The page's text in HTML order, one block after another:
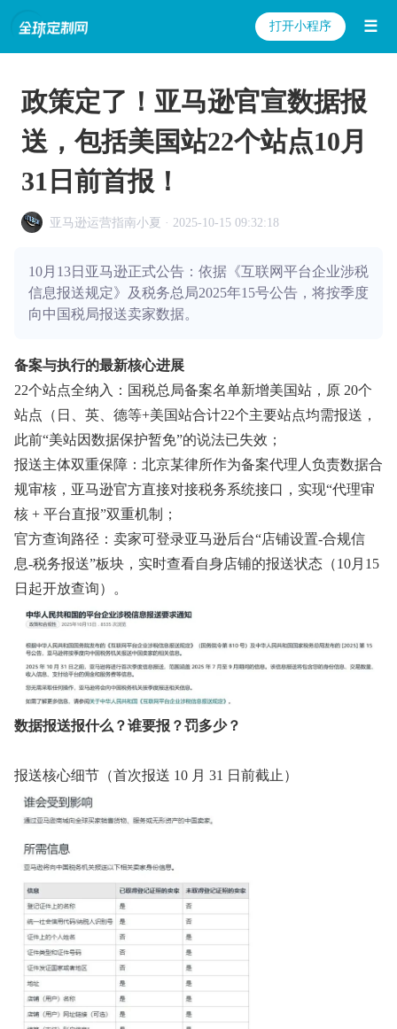
打开小程序 ☰
政策定了！亚马逊官宣数据报
送，包括美国站22个站点10月
31日前首报！
亚马逊运营指南小夏 · 2025-10-15 09:32:18
10月13日亚马逊正式公告：依据《互联网平台企业涉税
信息报送规定》及税务总局2025年15号公告，将按季度
向中国税局报送卖家数据。
备案与执行的最新核心进展
22个站点全纳入：国税总局备案名单新增美国站，原 20个
站点（日、英、德等+美国站合计22个主要站点均需报送，
此前“美站因数据保护暂免”的说法已失效；
报送主体双重保障：北京某律所作为备案代理人负责数据合
规审核，亚马逊官方直接对接税务系统接口，实现“代理审
核 + 平台直报”双重机制；
官方查询路径：卖家可登录亚马逊后台“店铺设置-合规信
息-税务报送”板块，实时查看自身店铺的报送状态（10月15
日起开放查询）。
数据报送报什么？谁要报？罚多少？
报送核心细节（首次报送 10 月 31 日前截止）